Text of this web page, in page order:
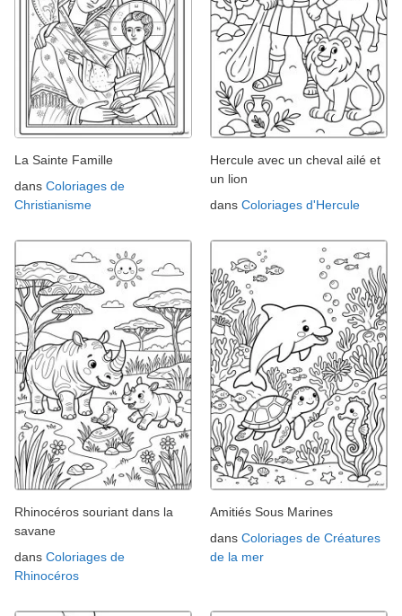
La Sainte Famille
dans Coloriages de
Christianisme
Hercule avec un cheval ailé et
un lion
dans Coloriages d'Hercule
Rhinocéros souriant dans la
savane
dans Coloriages de
Rhinocéros
Amitiés Sous Marines
dans Coloriages de Créatures
de la mer